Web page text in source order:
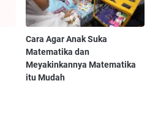
Cara Agar Anak Suka
Matematika dan
Meyakinkannya Matematika
itu Mudah